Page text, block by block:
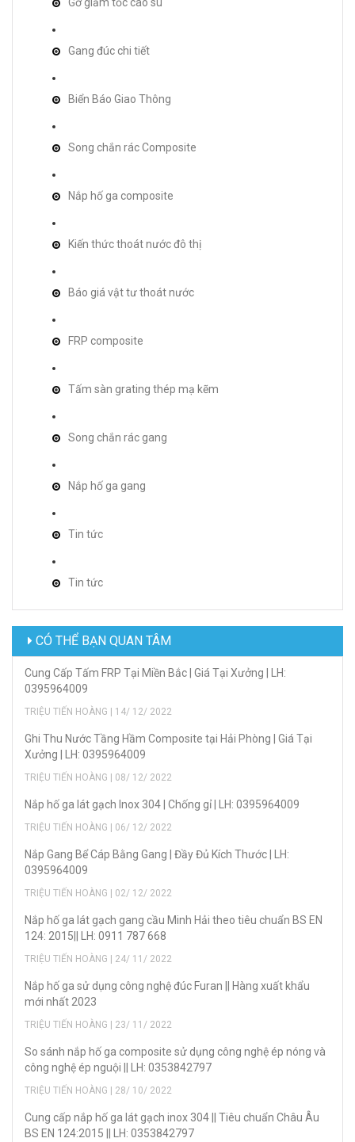
Gờ giảm tốc cao su
Gang đúc chi tiết
Biển Báo Giao Thông
Song chắn rác Composite
Nắp hố ga composite
Kiến thức thoát nước đô thị
Báo giá vật tư thoát nước
FRP composite
Tấm sàn grating thép mạ kẽm
Song chắn rác gang
Nắp hố ga gang
Tin tức
Tin tức
CÓ THỂ BẠN QUAN TÂM
Cung Cấp Tấm FRP Tại Miền Bắc | Giá Tại Xưởng | LH:
0395964009
TRIỆU TIẾN HOÀNG | 14/ 12/ 2022
Ghi Thu Nước Tầng Hầm Composite tại Hải Phòng | Giá Tại
Xưởng | LH: 0395964009
TRIỆU TIẾN HOÀNG | 08/ 12/ 2022
Nắp hố ga lát gạch Inox 304 | Chống gỉ | LH: 0395964009
TRIỆU TIẾN HOÀNG | 06/ 12/ 2022
Nắp Gang Bể Cáp Bằng Gang | Đầy Đủ Kích Thước | LH:
0395964009
TRIỆU TIẾN HOÀNG | 02/ 12/ 2022
Nắp hố ga lát gạch gang cầu Minh Hải theo tiêu chuẩn BS EN
124: 2015|| LH: 0911 787 668
TRIỆU TIẾN HOÀNG | 24/ 11/ 2022
Nắp hố ga sử dụng công nghệ đúc Furan || Hàng xuất khẩu
mới nhất 2023
TRIỆU TIẾN HOÀNG | 23/ 11/ 2022
So sánh nắp hố ga composite sử dụng công nghệ ép nóng và
công nghệ ép nguội || LH: 0353842797
TRIỆU TIẾN HOÀNG | 28/ 10/ 2022
Cung cấp nắp hố ga lát gạch inox 304 || Tiêu chuẩn Châu Âu
BS EN 124:2015 || LH: 0353842797